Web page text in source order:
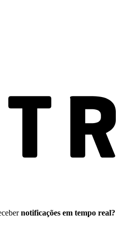
notificações em tempo real?